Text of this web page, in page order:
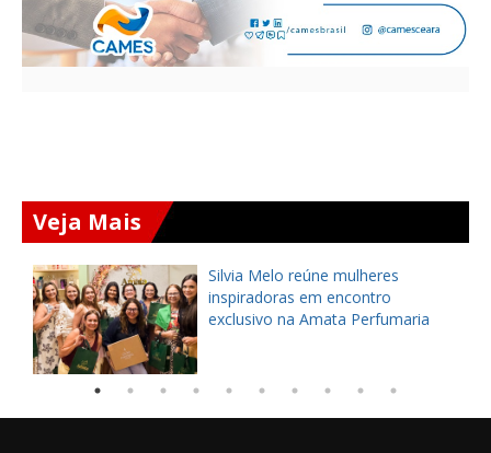
Veja Mais
Silvia Melo reúne mulheres
inspiradoras em encontro
exclusivo na Amata Perfumaria